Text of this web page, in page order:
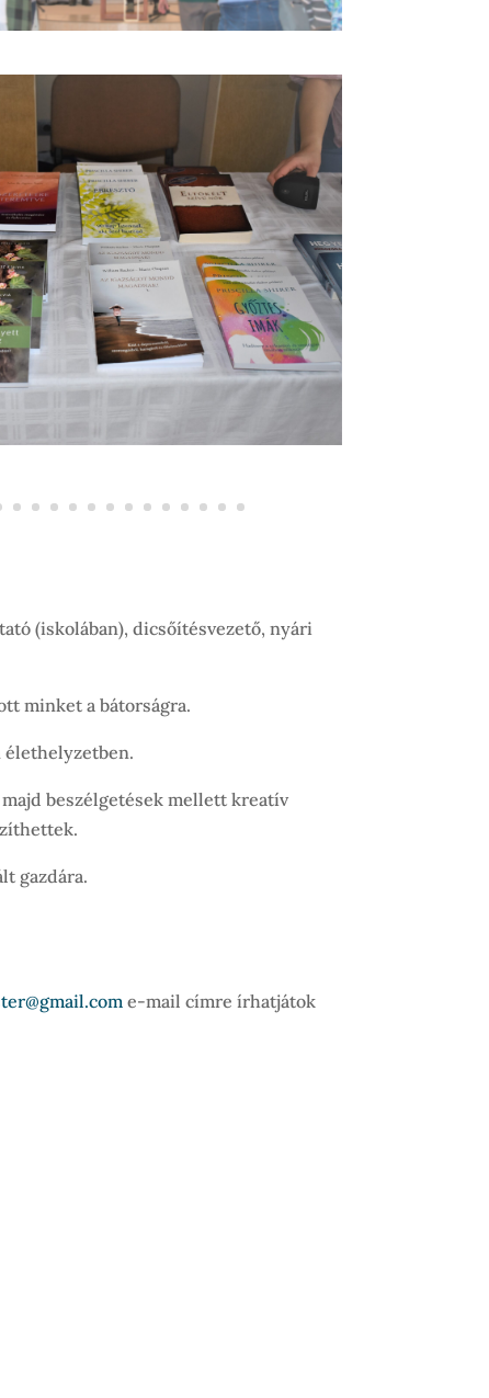
(iskolában), dicsőítésvezető, nyári
minket a bátorságra.
élethelyzetben.
beszélgetések mellett kreatív
gazdára.
e-mail címre írhatjátok